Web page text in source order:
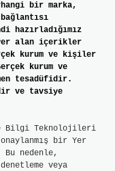
bir marka,
hazırladığımız
yer alan içerikler
kurum ve kişiler
kurum ve
tesadüfidir.
ve tavsiye
Bilgi Teknolojileri
bir Yer
nedenle,
veya